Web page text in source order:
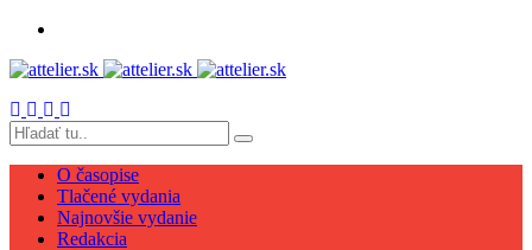
O časopise
Tlačené vydania
Najnovšie vydanie
Redakcia